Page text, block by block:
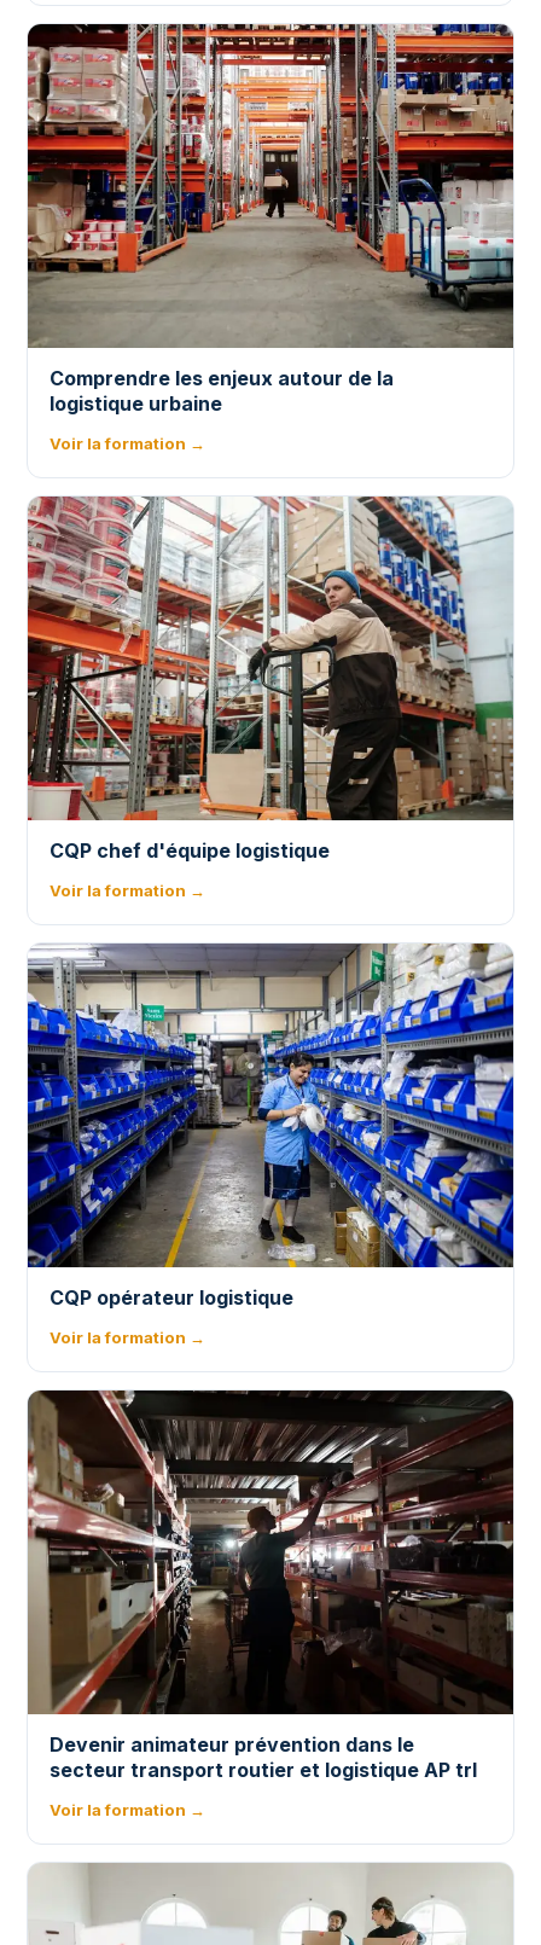
Comprendre les enjeux autour de la
logistique urbaine
Voir la formation →
CQP chef d'équipe logistique
Voir la formation →
CQP opérateur logistique
Voir la formation →
Devenir animateur prévention dans le
secteur transport routier et logistique AP trl
Voir la formation →